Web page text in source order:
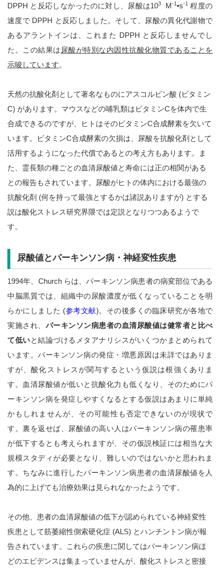
DPPH と反応しなかったのに対し、尿酸は103 M-1 •s-1 程度の
速度で DPPH と反応しました。そして、尿酸の異化代謝物で
あるアラントインは、これまた DPPH と反応しませんでし
た。この結果は 尿酸が特別な内因性抗酸化物質であることを
示唆しています。
天然の抗酸化剤として著名なものにアスコルビン酸 (ビタミン
C) があります。マウスなどの哺乳類はビタミンCを体内で生
合成できるのですが、ヒトはそのビタミンC合成酵素を欠いて
います。ビタミンC合成酵素の欠損は、尿酸を抗酸化剤として
活用するようになった代償であるとの考え方もあります。ま
た、霊長類の種ごとの血清尿酸値と寿命には正の相関がある
との報告もされています。尿酸がヒトの体内における最強の
抗酸化剤 (何を持って最強とするかは諸説ありますが) とする
説は酸化ストレス研究界隈では定説となりつつあるようで
す。
尿酸値とパーキンソン病・神経変性疾患
1994年、Church らは、パーキンソン病患者の病変部位である
中脳黒質では、組織中の尿酸濃度が低くなっていることを明
らかにしました (参考文献)。その後多くの臨床研究が各地で
実施され、 パーキンソン病患者の血清尿酸値は健常者と比べ
て低いと結論づけるメタアナリシスがいくつかまとめられて
います。パーキンソン病の発症・増悪原因は未詳ではありま
すが、酸化ストレスが関与するという仮説は根強くありま
す。血清尿酸値が低いと抗酸化力も低くなり、そのためにパ
ーキンソン病を発症しやすくなるとする仮説はあまりに単純
かもしれませんが、その可能性も否定できないのが現状で
す。裏を返せば、尿酸値の高い人はパーキンソン病の罹患率
が低下するとも考えられますが、その仮説検証には相当な大
規模スタディが必要となり、難しいのではないかと思われま
す。ちなみに進行したパーキンソン病患者の血清尿酸値を人
為的に上げても治療効果は見られなかったようです。
その他、患者の血清尿酸値の低下が認められている神経変性
疾患として筋萎縮性側索硬化症 (ALS) とハンチントン病が報
告されています。これらの疾患に関してはパーキンソン病ほ
どのエビデンスは集まっていませんが、酸化ストレスと密接